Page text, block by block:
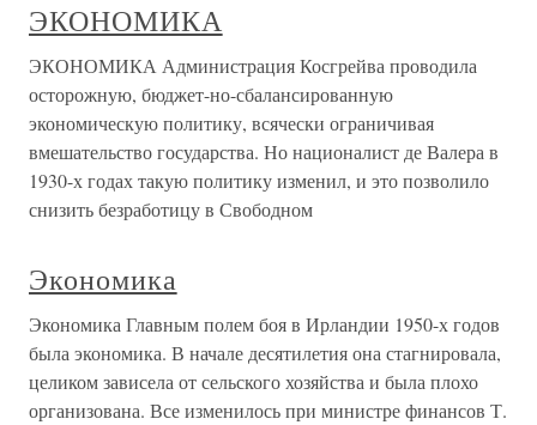
ЭКОНОМИКА
ЭКОНОМИКА Администрация Косгрейва проводила
осторожную, бюджет-но-сбалансированную
экономическую политику, всячески ограничивая
вмешательство государства. Но националист де Валера в
1930-х годах такую политику изменил, и это позволило
снизить безработицу в Свободном
Экономика
Экономика Главным полем боя в Ирландии 1950-х годов
была экономика. В начале десятилетия она стагнировала,
целиком зависела от сельского хозяйства и была плохо
организована. Все изменилось при министре финансов Т.